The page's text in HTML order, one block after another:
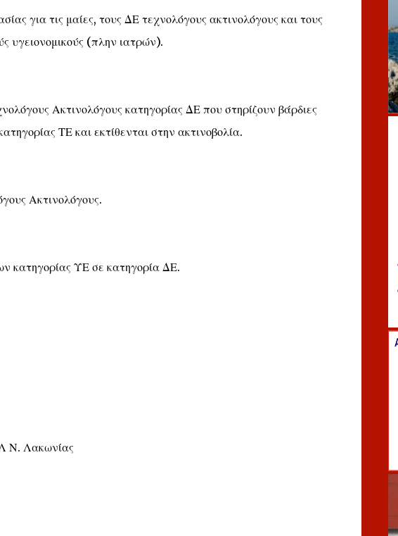
για τις μαίες, τους ΔΕ τεχνολόγους ακτινολόγους και τους
υγειονομικούς (πλην ιατρών).
Ακτινολόγους κατηγορίας ΔΕ που στηρίζουν βάρδιες
ΤΕ και εκτίθενται στην ακτινοβολία.
Ακτινολόγους.
κατηγορίας ΥΕ σε κατηγορία ΔΕ.
Ν. Λακωνίας